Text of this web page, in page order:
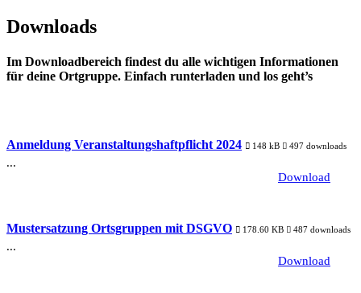
Downloads
Im Downloadbereich findest du alle wichtigen Informationen
für deine Ortgruppe. Einfach runterladen und los geht’s
Anmeldung Veranstaltungshaftpflicht 2024 148 kB 497 downloads
...
Download
Mustersatzung Ortsgruppen mit DSGVO 178.60 KB 487 downloads
...
Download